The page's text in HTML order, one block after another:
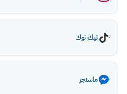
تيك توك
ماسنجر